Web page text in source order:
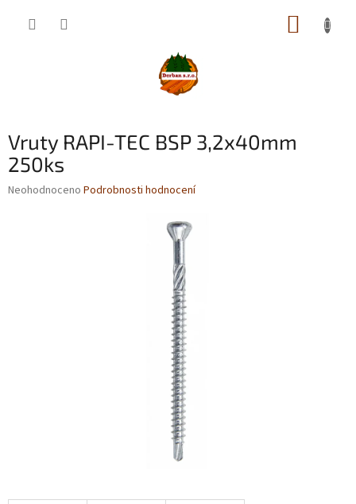
Vruty RAPI-TEC BSP 3,2x40mm
250ks
Průměrné
Neohodnoceno Podrobnosti hodnocení